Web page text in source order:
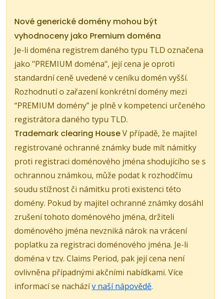
Nové generické domény mohou být
vyhodnoceny jako Premium doména
Je-li doména registrem daného typu TLD označena
jako "PREMIUM doména", její cena je oproti
standardní ceně uvedené v ceníku domén vyšší.
Rozhodnutí o zařazení konkrétní domény mezi
“PREMIUM domény” je plně v kompetenci určeného
registrátora daného typu TLD.
Trademark clearing HouseV případě, že majitel
registrované ochranné známky bude mít námitky
proti registraci doménového jména shodujícího se s
ochrannou známkou, může podat k rozhodčímu
soudu stížnost či námitku proti existenci této
domény. Pokud by majitel ochranné známky dosáhl
zrušení tohoto doménového jména, držiteli
doménového jména nevzniká nárok na vrácení
poplatku za registraci doménového jména. Je-li
doména v tzv. Claims Period, pak její cena není
ovlivněna případnými akčními nabídkami. Více
informací se nacházív naší nápovědě.